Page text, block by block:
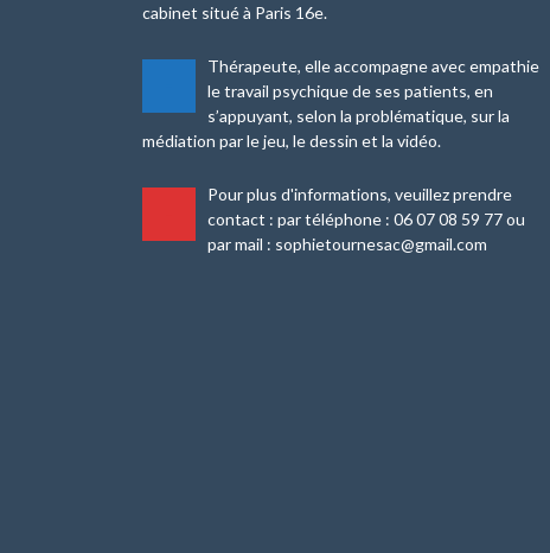
cabinet situé à Paris 16e.
Thérapeute, elle accompagne avec empathie
le travail psychique de ses patients, en
s’appuyant, selon la problématique, sur la
médiation par le jeu, le dessin et la vidéo.
Pour plus d'informations, veuillez prendre
contact : par téléphone : 06 07 08 59 77 ou
par mail : sophietournesac@gmail.com